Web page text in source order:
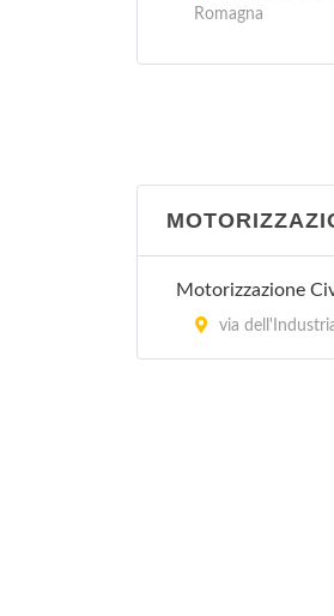
Romagna
Guardia Medica -
via Porrettana
Motorizzazione
via